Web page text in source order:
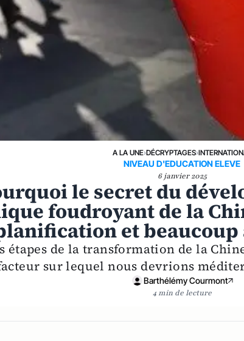
A LA UNE›DÉCRYPTAGES›
NIVEAU D'EDUCATION ELEVE
6 janvier 2025
le secret du
foudroyant de la
et
étapes de la transformation de la
sur lequel nous devrions
Barthélémy Courmont
4 min de lecture